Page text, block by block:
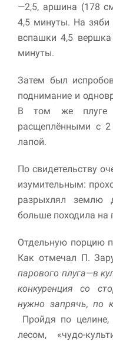
—2,5, аршина (178
4,5 минуты. На зяби
вспашки 4,5
минуты.
Затем был
поднимание и
В том же плуге
расщеплёнными с
лапой.
По свидетельству
изумительным:
разрыхлял землю
больше походила на
Отдельную порцию
Как отмечал П.
парового плуга—в
конкуренция со
нужно запрячь, по
Пройдя по
лесом, «чудо-